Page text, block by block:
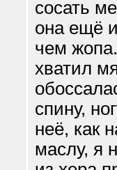
сосать
она ещё
чем
хватил
спину,
неё, как
маслу, я